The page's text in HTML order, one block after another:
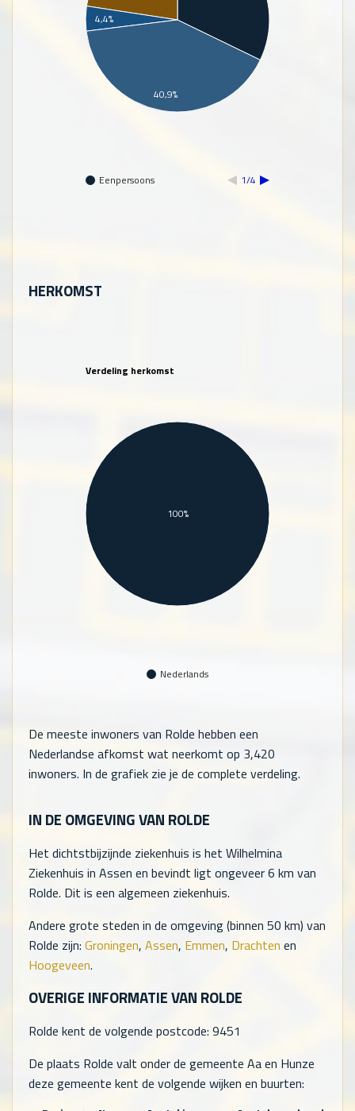
Eenpersoons 1/4
4,4%
40,9%
HERKOMST
Verdeling herkomst
Nederlands
100%
De meeste inwoners van Rolde hebben een
Nederlandse afkomst wat neerkomt op 3,420
inwoners. In de grafiek zie je de complete verdeling.
IN DE OMGEVING VAN ROLDE
Het dichtstbijzijnde ziekenhuis is het Wilhelmina
Ziekenhuis in Assen en bevindt ligt ongeveer 6 km van
Rolde. Dit is een algemeen ziekenhuis.
Andere grote steden in de omgeving (binnen 50 km) van
Rolde zijn: Groningen, Assen, Emmen, Drachten en
Hoogeveen.
OVERIGE INFORMATIE VAN ROLDE
Rolde kent de volgende postcode: 9451
De plaats Rolde valt onder de gemeente Aa en Hunze
deze gemeente kent de volgende wijken en buurten: